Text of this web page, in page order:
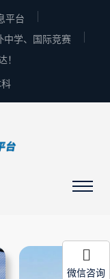
平台
中学、国际竞赛
！
微信咨询